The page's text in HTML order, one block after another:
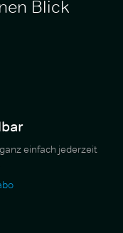
Blick
einfach jederzeit